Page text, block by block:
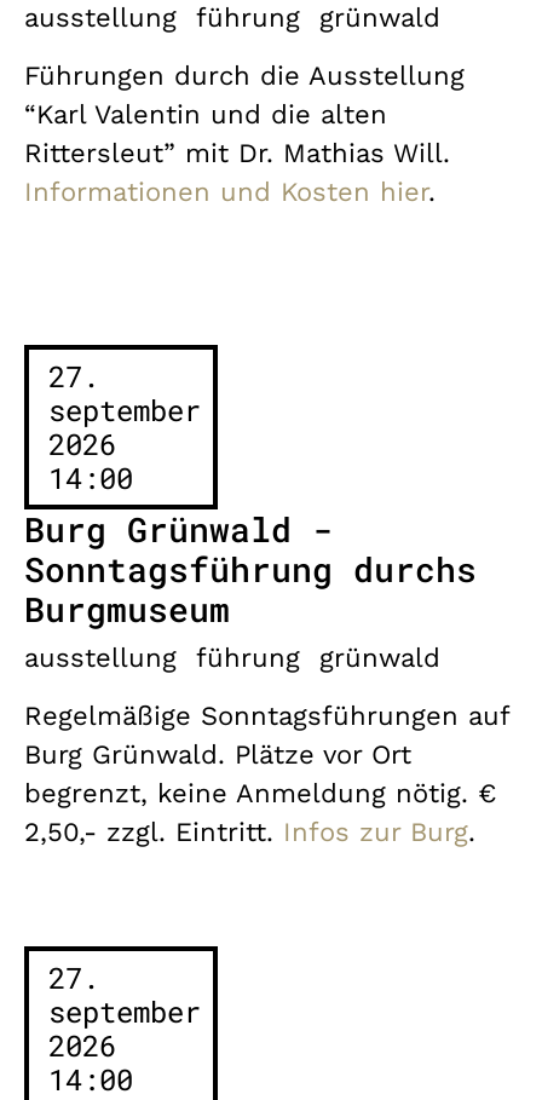
ausstellung führung
grünwald
Führungen durch die Ausstellung
“Karl Valentin und die alten
Rittersleut” mit Dr. Mathias Will.
Informationen und Kosten hier.
27.
september
2026
14:00
Burg Grünwald -
Sonntagsführung durchs
Burgmuseum
ausstellung führung
grünwald
Regelmäßige Sonntagsführungen auf
Burg Grünwald. Plätze vor Ort
begrenzt, keine Anmeldung nötig. €
2,50,- zzgl. Eintritt. Infos zur Burg.
27.
september
2026
14:00